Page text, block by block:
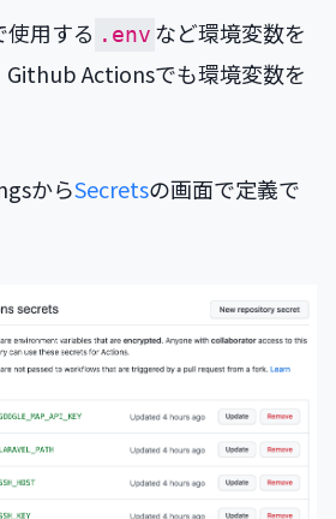
使用する .env など環境変数を
Github Actionsでも環境変数を
からSecretsの画面で定義で